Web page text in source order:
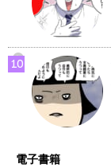
電子書籍